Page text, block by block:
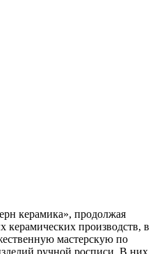
керамика», продолжая
керамических производств, в
мастерскую по
ручной росписи. В них